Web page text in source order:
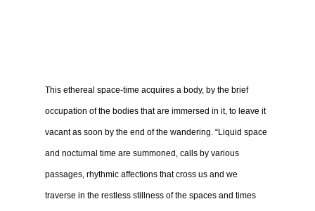
This ethereal space-time acquires a body, by the brief
occupation of the bodies that are immersed in it, to leave it
vacant as soon by the end of the wandering. “Liquid space
and nocturnal time are summoned, calls by various
passages, rhythmic affections that cross us and we
traverse in the restless stillness of the spaces and times